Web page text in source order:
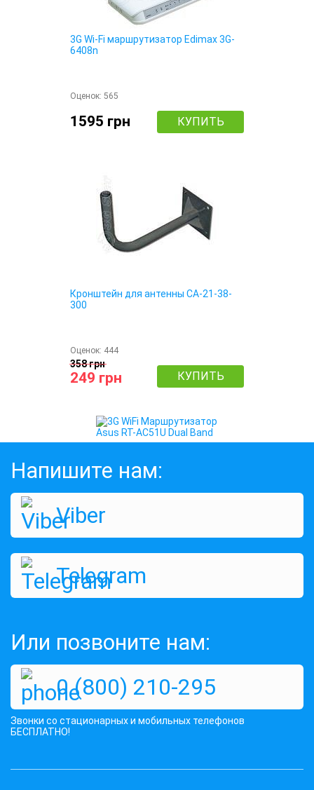
3G Wi-Fi маршрутизатор Edimax 3G-
6408n
Оценок: 565
1595 грн КУПИТЬ
Кронштейн для антенны СА-21-38-
300
Оценок: 444
358 грн
249 грн КУПИТЬ
Напишите нам:
Viber
Telegram
Или позвоните нам:
0 (800) 210-295
Звонки со стационарных и мобильных телефонов
БЕСПЛАТНО!